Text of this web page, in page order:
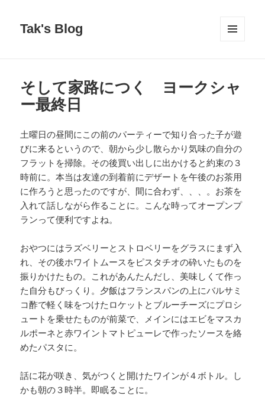
Tak's Blog
そして家路につく ヨークシャ
ー最終日
土曜日の昼間にこの前のパーティーで知り合った子が遊
びに来るというので、朝から少し散らかり気味の自分の
フラットを掃除。その後買い出しに出かけると約束の３
時前に。本当は友達の到着前にデザートを午後のお茶用
に作ろうと思ったのですが、間に合わず、、、。お茶を
入れて話しながら作ることに。こんな時ってオープンプ
ランって便利ですよね。
おやつにはラズベリーとストロベリーをグラスにまず入
れ、その後ホワイトムースをピスタチオの砕いたものを
振りかけたもの。これがあんたんだし、美味しくて作っ
た自分もびっくり。夕飯はフランスパンの上にバルサミ
コ酢で軽く味をつけたロケットとブルーチーズにプロシ
ュートを乗せたものが前菜で、メインにはエビをマスカ
ルポーネと赤ワイントマトピューレで作ったソースを絡
めたパスタに。
話に花が咲き、気がつくと開けたワインが４ボトル。し
かも朝の３時半。即眠ることに。